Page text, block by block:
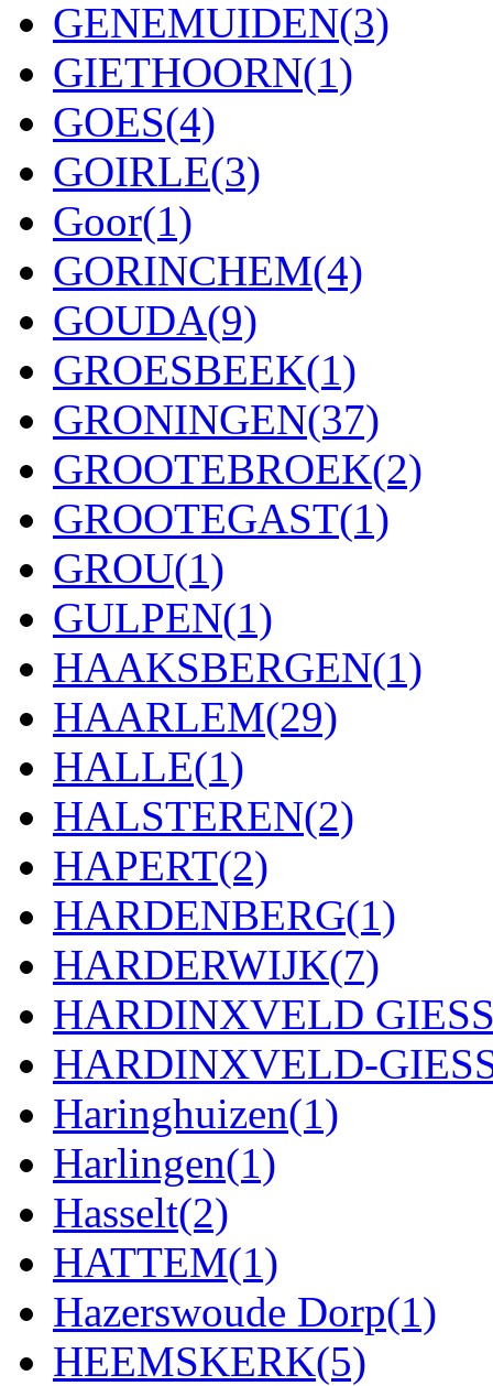
GENEMUIDEN(3)
GIETHOORN(1)
GOES(4)
GOIRLE(3)
Goor(1)
GORINCHEM(4)
GOUDA(9)
GROESBEEK(1)
GRONINGEN(37)
GROOTEBROEK(2)
GROOTEGAST(1)
GROU(1)
GULPEN(1)
HAAKSBERGEN(1)
HAARLEM(29)
HALLE(1)
HALSTEREN(2)
HAPERT(2)
HARDENBERG(1)
HARDERWIJK(7)
HARDINXVELD
HARDINXVELD-
Haringhuizen(1)
Harlingen(1)
Hasselt(2)
HATTEM(1)
Hazerswoude Dorp(1)
HEEMSKERK(5)